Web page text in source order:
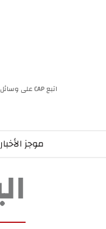
اتبع CAP على وسائل التواصل الاجتماعي
موجز الأخبار